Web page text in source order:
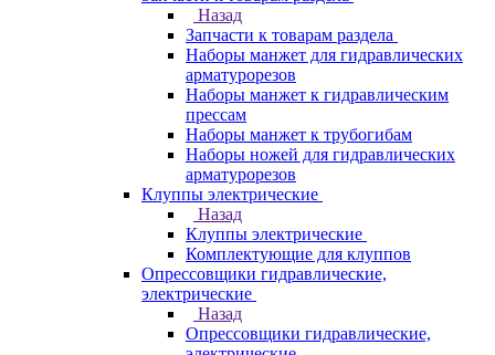
Назад
Запчасти к товарам раздела
Наборы манжет для гидравлических
арматурорезов
Наборы манжет к гидравлическим
прессам
Наборы манжет к трубогибам
Наборы ножей для гидравлических
арматурорезов
Клуппы электрические
Назад
Клуппы электрические
Комплектующие для клуппов
Опрессовщики гидравлические,
электрические
Назад
Опрессовщики гидравлические,